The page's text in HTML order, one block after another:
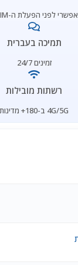
אפשרי לפני הפעלת ה-eSIM
תמיכה בעברית
זמינים 24/7
רשתות מובילות
4G/5G ב-180+ מדינות